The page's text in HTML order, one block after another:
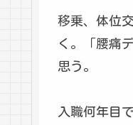
移乗、体位
く。「腰痛
思う。
入職何年目